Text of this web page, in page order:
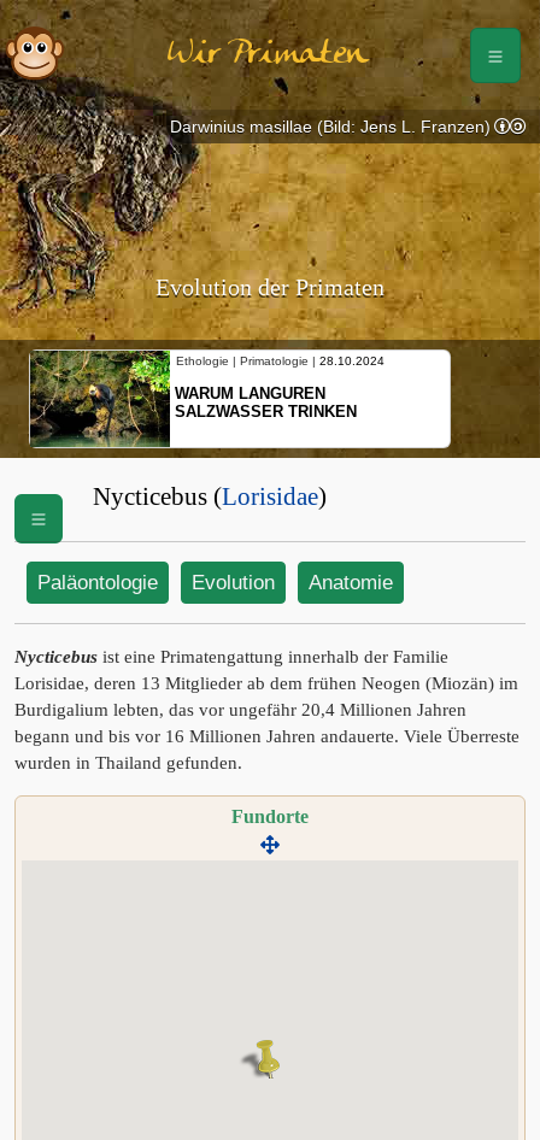
Wir Primaten
Evolution der Primaten
Ethologie | Primatologie | 28.10.2024
WARUM LANGUREN
SALZWASSER TRINKEN
Darwinius masillae (Bild: Jens L. Franzen)
Nycticebus (Lorisidae)
Paläontologie Evolution Anatomie
Nycticebus ist eine Primatengattung innerhalb der Familie
Lorisidae, deren 13 Mitglieder ab dem frühen Neogen (Miozän) im
Burdigalium lebten, das vor ungefähr 20,4 Millionen Jahren
begann und bis vor 16 Millionen Jahren andauerte. Viele Überreste
wurden in Thailand gefunden.
Fundorte